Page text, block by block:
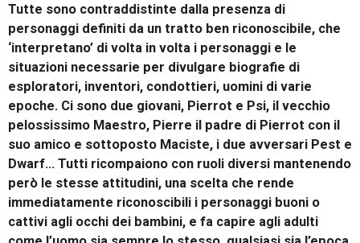
Tutte sono contraddistinte dalla presenza di
personaggi definiti da un tratto ben riconoscibile, che
‘interpretano’ di volta in volta i personaggi e le
situazioni necessarie per divulgare biografie di
esploratori, inventori, condottieri, uomini di varie
epoche. Ci sono due giovani, Pierrot e Psi, il vecchio
pelossissimo Maestro, Pierre il padre di Pierrot con il
suo amico e sottoposto Maciste, i due avversari Pest e
Dwarf… Tutti ricompaiono con ruoli diversi mantenendo
però le stesse attitudini, una scelta che rende
immediatamente riconoscibili i personaggi buoni o
cattivi agli occhi dei bambini, e fa capire agli adulti